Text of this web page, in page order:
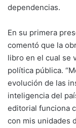
dependencias.
En su primera
comentó que la
libro en el cual se
política pública.
evolución de las
inteligencia del
editorial funciona
con mis unidades